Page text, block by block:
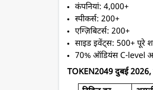
कंपनियां: 4,000+
स्पीकर्स: 200+
एग्ज़िबिटर्स: 200+
साइड इवेंट्स: 500+ पूरे
70% ऑडियंस C-level
TOKEN2049 दुबई